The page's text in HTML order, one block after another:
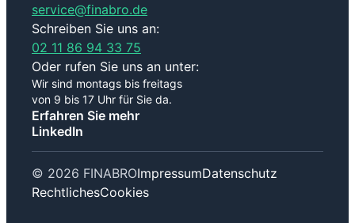
Schreiben Sie uns an:
service@finabro.de
Oder rufen Sie uns an unter:
02 11 86 94 33 75
Wir sind montags bis freitags
von 9 bis 17 Uhr für Sie da.
Erfahren Sie mehr
LinkedIn
© 2026 FINABROImpressumDatenschutz
RechtlichesCookies